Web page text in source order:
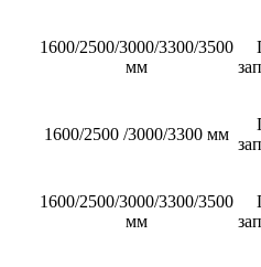
1600/2500/3000/3300/3500
мм
1600/2500 /3000/3300 мм
1600/2500/3000/3300/3500
мм